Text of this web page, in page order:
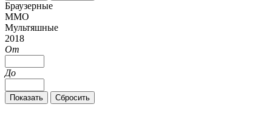
Браузерные
MMO
Мультяшные
2018
От
До